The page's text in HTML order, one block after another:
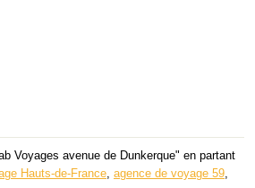
Voyages avenue de Dunkerque" en partant
Hauts-de-France agence de voyage 59